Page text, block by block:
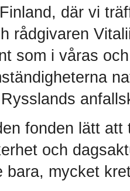
där vi
rådgivaren
som i våras
fonden lätt
och
bara, mycket